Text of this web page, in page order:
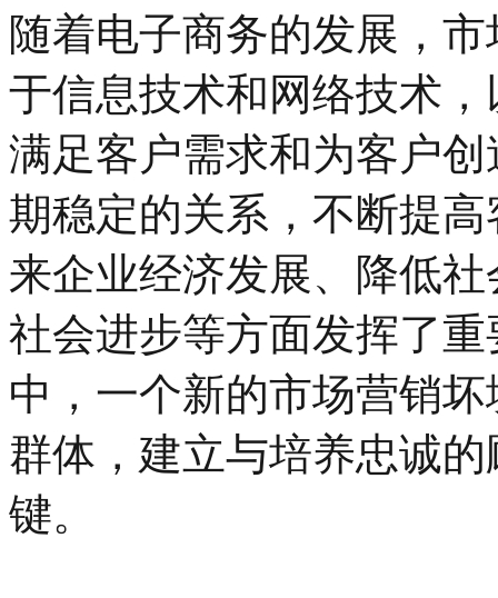
随着电子商务的发展，
于信息技术和网络技术
满足客户需求和为客户
期稳定的关系，不断提
来企业经济发展、降低
社会进步等方面发挥了
中，一个新的市场营销
群体，建立与培养忠诚
键。